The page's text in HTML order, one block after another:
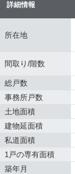
詳細情報
所在地
間取り/階数
総戸数
事務所戸数
土地面積
建物延面積
私道面積
1戸の専有面積
築年月